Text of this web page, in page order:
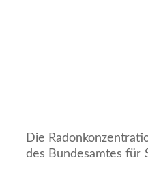
Die
des Bundesamtes für